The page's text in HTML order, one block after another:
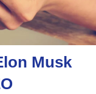
Musk